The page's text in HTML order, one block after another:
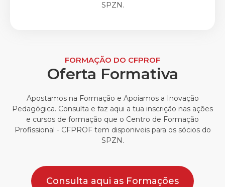
SPZN.
FORMAÇÃO DO CFPROF
Oferta Formativa
Apostamos na Formação e Apoiamos a Inovação
Pedagógica. Consulta e faz aqui a tua inscrição nas ações
e cursos de formação que o Centro de Formação
Profissional - CFPROF tem disponiveis para os sócios do
SPZN.
Consulta aqui as Formações